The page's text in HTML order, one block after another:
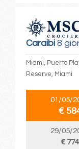
Caraibi8
Miami, Puerto
Reserve, Miami
01/05/
€
29/05/
€ 774